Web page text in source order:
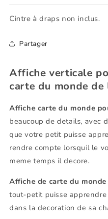
bebe
bebe
Cintre à draps non inclus.
Partager
Affiche verticale
carte du monde
Affiche carte du monde
beaucoup de details, avec
que votre petit puisse
rendre compte lorsquil le
meme temps il decore.
Affiche de carte du
tout-petit puisse
dans la decoration de sa